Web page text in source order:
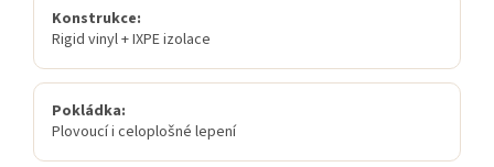
Konstrukce:
Rigid vinyl + IXPE izolace
Pokládka:
Plovoucí i celoplošné lepení